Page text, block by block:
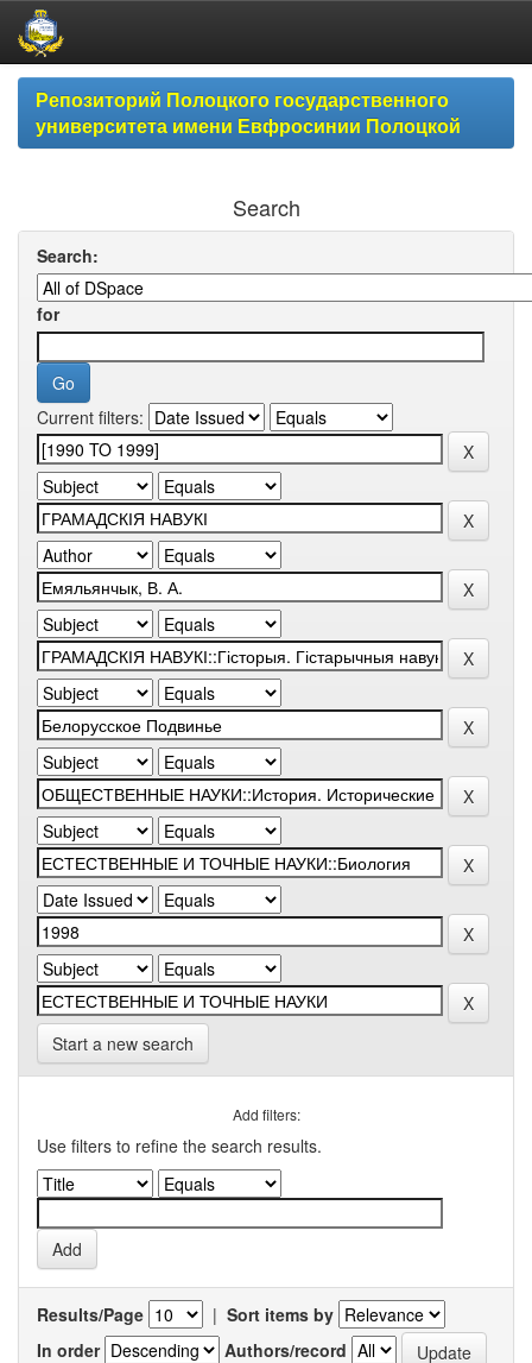
Skip
navigationРепозиторий Полоцкого государственного
университета имени Евфросинии Полоцкой
Search
Search:
for
Current filters:
Start a new search
Add filters:
Use filters to refine the search results.
Results/Page | Sort items by
In order
Authors/record